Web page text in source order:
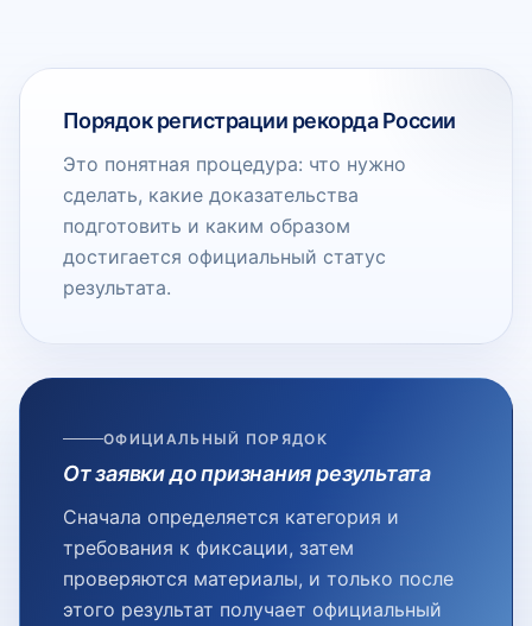
Порядок регистрации рекорда России
Это понятная процедура: что нужно
сделать, какие доказательства
подготовить и каким образом
достигается официальный статус
результата.
ОФИЦИАЛЬНЫЙ ПОРЯДОК
От заявки до признания результата
Сначала определяется категория и
требования к фиксации, затем
проверяются материалы, и только после
этого результат получает официальный